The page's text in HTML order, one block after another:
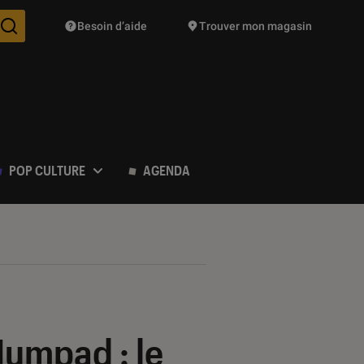
Des suggestions de produits vont vous être proposées
Besoin d’aide Trouver mon magasin
POP CULTURE AGENDA
: le